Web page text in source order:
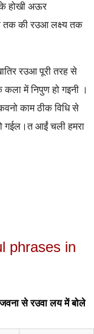
होखी अऊर
तक की रउआ लक्ष्य तक
रउआ पूरी तरह से
में निपुण हो गइनी ।
काम ठीक विधि से
गईल।त आईं चली हमरा
phrases in
से रउवा लय में बोले